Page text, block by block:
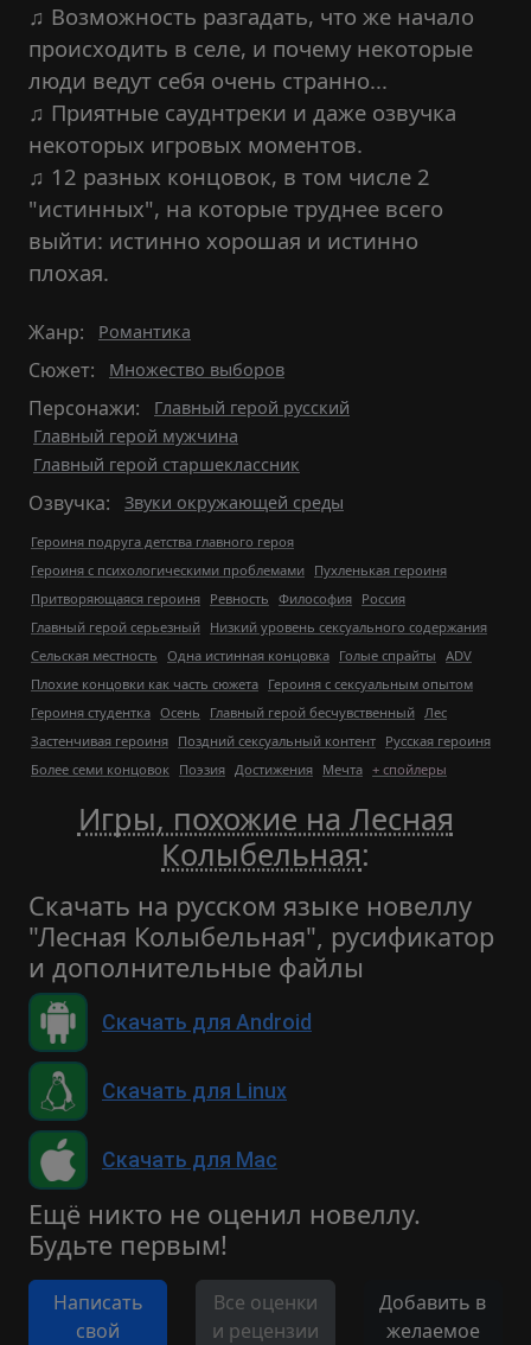
♫ Возможность разгадать, что же начало
происходить в селе, и почему некоторые
люди ведут себя очень странно...
♫ Приятные сауднтреки и даже озвучка
некоторых игровых моментов.
♫ 12 разных концовок, в том числе 2
"истинных", на которые труднее всего
выйти: истинно хорошая и истинно
плохая.
Жанр: Романтика
Сюжет: Множество выборов
Персонажи:
Главный герой русский
Главный герой мужчина
Главный герой старшеклассник
Озвучка: Звуки окружающей среды
Героиня подруга детства главного героя
Героиня с психологическими проблемами Пухленькая героиня
Притворяющаяся героиня Ревность Философия Россия
Главный герой серьезный Низкий уровень сексуального содержания
Сельская местность Одна истинная концовка Голые спрайты ADV
Плохие концовки как часть сюжета Героиня с сексуальным опытом
Героиня студентка Осень Главный герой бесчувственный Лес
Застенчивая героиня Поздний сексуальный контент Русская героиня
Более семи концовок Поэзия Достижения Мечта + спойлеры
Игры, похожие на Лесная
Колыбельная:
Скачать на русском языке новеллу
"Лесная Колыбельная", русификатор
и дополнительные файлы
Скачать для Android
Скачать для Linux
Скачать для Mac
Ещё никто не оценил новеллу.
Будьте первым!
Написать
свой
Все оценки
и рецензии
Добавить в
желаемое